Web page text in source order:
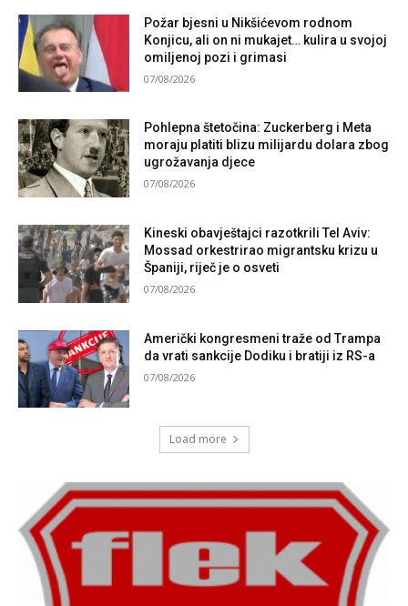
Požar bjesni u Nikšićevom rodnom
Konjicu, ali on ni mukajet… kulira u svojoj
omiljenoj pozi i grimasi
07/08/2026
Pohlepna štetočina: Zuckerberg i Meta
moraju platiti blizu milijardu dolara zbog
ugrožavanja djece
07/08/2026
Kineski obavještajci razotkrili Tel Aviv:
Mossad orkestrirao migrantsku krizu u
Španiji, riječ je o osveti
07/08/2026
Američki kongresmeni traže od Trampa
da vrati sankcije Dodiku i bratiji iz RS-a
07/08/2026
Load more